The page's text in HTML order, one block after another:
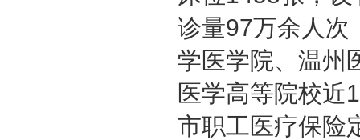
诊量97万余人次
学医学院、温州
医学高等院校近
市职工医疗保险